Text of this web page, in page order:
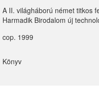
A II. világháború német titkos
Harmadik Birodalom új
cop. 1999
Könyv